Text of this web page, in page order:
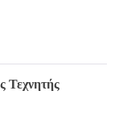
Τεχνητής